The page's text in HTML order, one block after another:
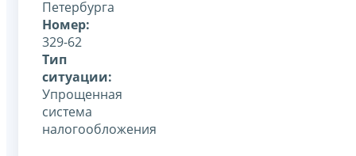
Петербурга
Номер:
329-62
Тип
ситуации:
Упрощенная
система
налогообложения